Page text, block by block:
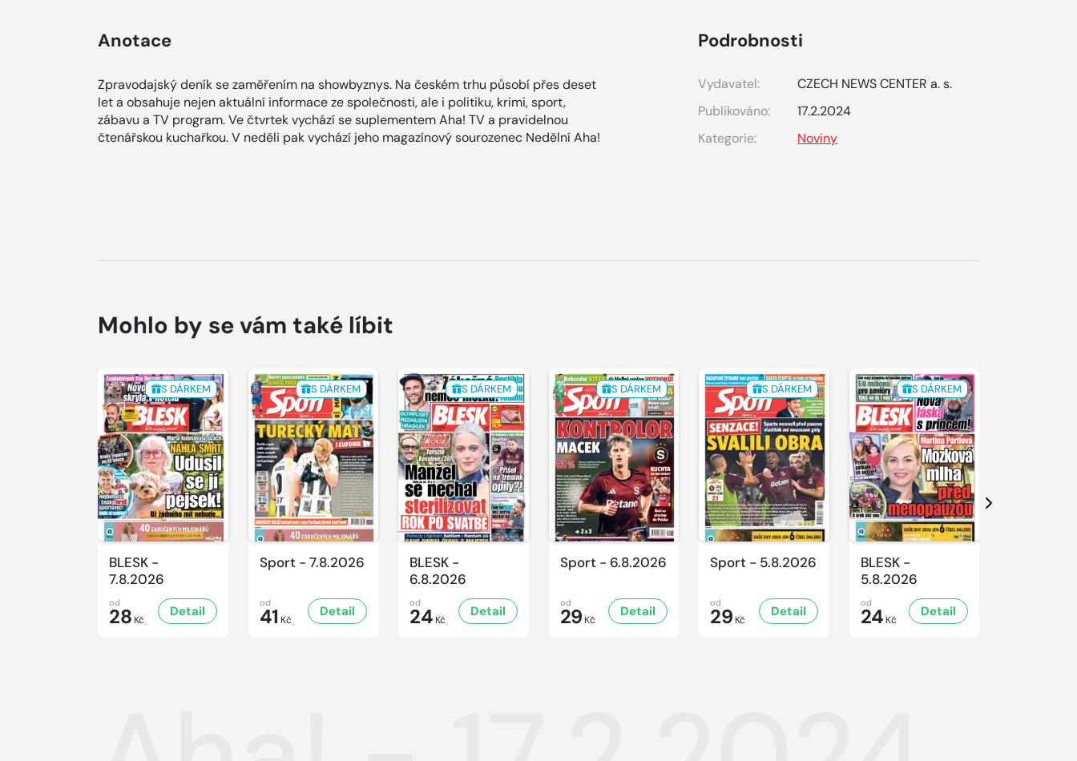
Anotace
Zpravodajský deník se zaměřením na showbyznys. Na českém trhu působí přes deset
let a obsahuje nejen aktuální informace ze společnosti, ale i politiku, krimi, sport,
zábavu a TV program. Ve čtvrtek vychází se suplementem Aha! TV a pravidelnou
čtenářskou kuchařkou. V neděli pak vychází jeho magazínový sourozenec Nedělní Aha!
Podrobnosti
Vydavatel:
CZECH NEWS CENTER a. s.
Publikováno:
17.2.2024
Kategorie:
Noviny
Mohlo by se vám také líbit
S DÁRKEM
BLESK -
7.8.2026
od
28 Kč
Detail
S DÁRKEM
Sport - 7.8.2026
od
41 Kč
Detail
S DÁRKEM
BLESK -
6.8.2026
od
24 Kč
Detail
S DÁRKEM
Sport - 6.8.2026
od
29 Kč
Detail
S DÁRKEM
Sport - 5.8.2026
od
29 Kč
Detail
S DÁRKEM
BLESK -
5.8.2026
od
24 Kč
Detail
Další